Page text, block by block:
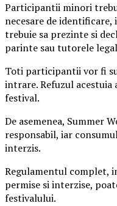
Participantii minori
necesare de identificare,
trebuie sa prezinte si
parinte sau tutorele
Toti participantii vor fi
intrare. Refuzul
festival.
De asemenea, Summer
responsabil, iar
interzis.
Regulamentul complet,
permise si interzise,
festivalului.